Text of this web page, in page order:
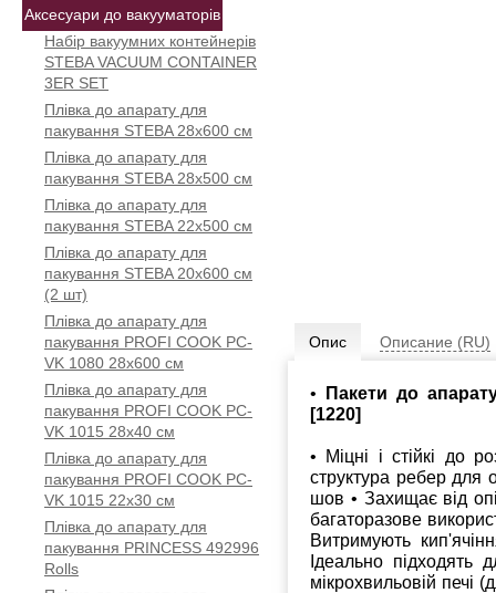
Аксесуари до вакууматорів
Набір вакуумних контейнерів
STEBA VACUUM CONTAINER
3ER SET
Плівка до апарату для
пакування STEBA 28x600 см
Плівка до апарату для
пакування STEBA 28x500 см
Плівка до апарату для
пакування STEBA 22x500 см
Плівка до апарату для
пакування STEBA 20x600 см
(2 шт)
Плівка до апарату для
пакування PROFI COOK PC-
VK 1080 28x600 см
Плівка до апарату для
пакування PROFI COOK PC-
VK 1015 28х40 см
Плівка до апарату для
пакування PROFI COOK PC-
VK 1015 22х30 см
Плівка до апарату для
пакування PRINCESS 492996
Rolls
Опис Описание (RU)
• Пакети до
[1220]
• Міцні і стійкі до
структура ребер для
шов • Захищає від
багаторазове
Витримують
Ідеально
мікрохвильовій печі